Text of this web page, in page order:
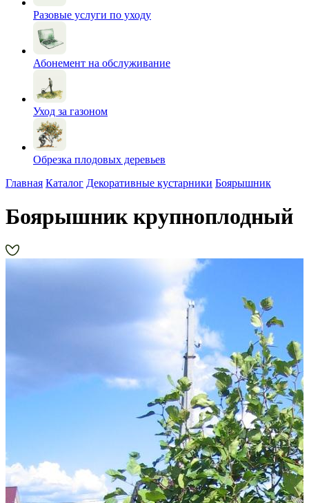
Разовые услуги по уходу
Абонемент на обслуживание
Уход за газоном
Обрезка плодовых деревьев
Главная Каталог Декоративные кустарники Боярышник
Боярышник крупноплодный